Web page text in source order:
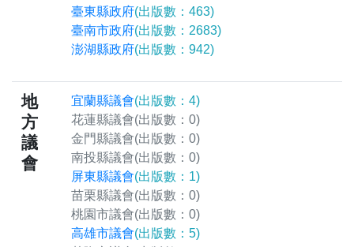
臺東縣政府(出版數：463)
臺南市政府(出版數：2683)
澎湖縣政府(出版數：942)
地
方
議
會
宜蘭縣議會(出版數：4)
花蓮縣議會(出版數：0)
金門縣議會(出版數：0)
南投縣議會(出版數：0)
屏東縣議會(出版數：1)
苗栗縣議會(出版數：0)
桃園市議會(出版數：0)
高雄市議會(出版數：5)